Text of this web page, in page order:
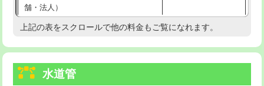
用/3ｍまで)
給水管工事※（塩ビ管（VP・HI）使
+8,800円
給水管工事※（ライニング鋼管・銅
管・ポリ管・HT管使用/3ｍまで)
舗・法人）
高度高圧洗浄換 現地調査
トーラー機使用/3mまで
上記の表をスクロールで他の料金もご覧になれます。
水道管